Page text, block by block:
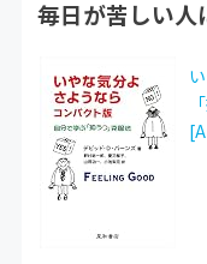
毎日が苦しい人